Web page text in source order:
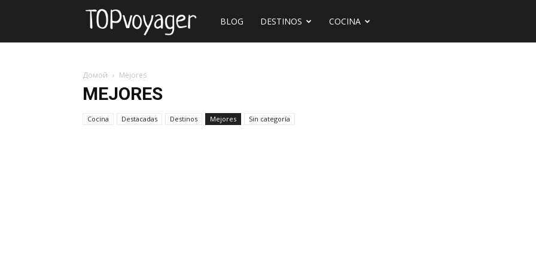
Sitio
BLOG DESTINOS COCINA
Домой Mejores
MEJORES
Cocina Destacadas Destinos Mejores Sin categoría